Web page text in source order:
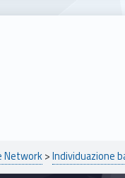
Network>Individuazione